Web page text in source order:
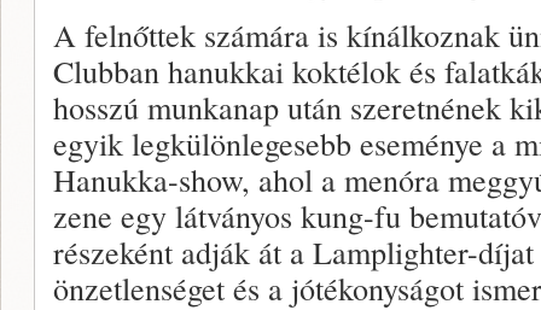
A felnőttek számára is kínálkoznak
Clubban hanukkai koktélok és
hosszú munkanap után szeretnének
egyik legkülönlegesebb eseménye a
Hanukka-show, ahol a menóra
zene egy látványos kung-fu
részeként adják át a Lamplighter-
önzetlenséget és a jótékonyságot